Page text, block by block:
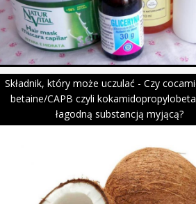
Składnik, który może uczulać - Czy
betaine/CAPB czyli
łagodną substancją myjącą?